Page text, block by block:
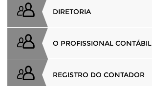
DIRETORIA
O PROFISSIONAL CONTÁBIL
REGISTRO DO CONTADOR